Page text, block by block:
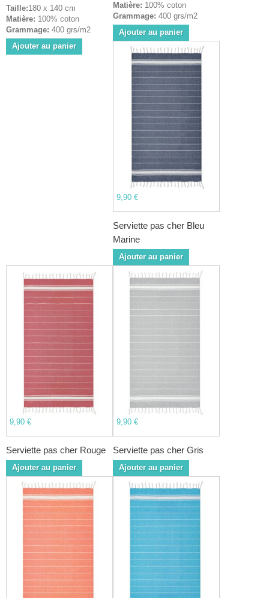
Taille:180 x 140 cm
Matière: 100% coton
Grammage: 400 grs/m2
Ajouter au panier
Matière: 100% coton
Grammage: 400 grs/m2
Ajouter au panier
9,90 €
Serviette pas cher Bleu
Marine
Ajouter au panier
9,90 €
Serviette pas cher Rouge
Ajouter au panier
9,90 €
Serviette pas cher Gris
Ajouter au panier